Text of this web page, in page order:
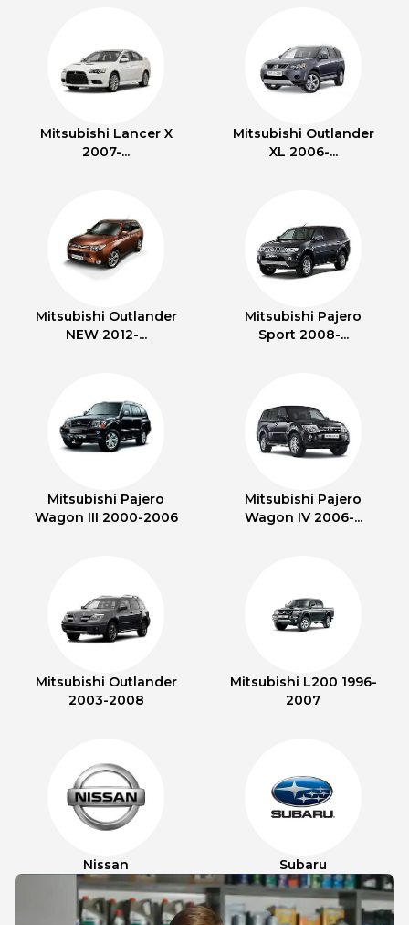
Mitsubishi Lancer X
2007-...
Mitsubishi Outlander
XL 2006-...
Mitsubishi Outlander
NEW 2012-...
Mitsubishi Pajero
Sport 2008-...
Mitsubishi Pajero
Wagon III 2000-2006
Mitsubishi Pajero
Wagon IV 2006-...
Mitsubishi Outlander
2003-2008
Mitsubishi L200 1996-
2007
Nissan Subaru